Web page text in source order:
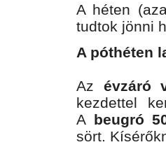
A héten
tudtok jönni
A póthéten
Az évzáró
kezdettel
A beugró
sört.